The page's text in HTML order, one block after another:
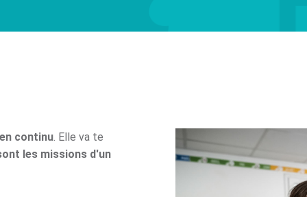
continu. Elle va te
les missions d'un